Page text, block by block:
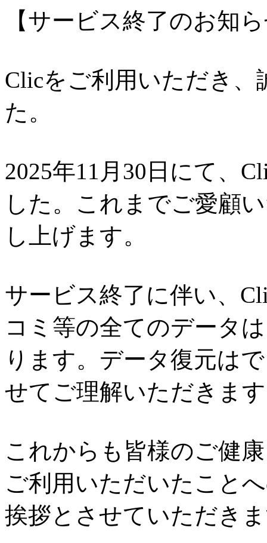
【サービス終了のお知
Clicをご利用いただき
た。
2025年11月30日にて、
した。これまでご愛顧
し上げます。
サービス終了に伴い、
コミ等の全てのデータ
ります。データ復元は
せてご理解いただきま
これからも皆様のご健
ご利用いただいたこと
挨拶とさせていただき